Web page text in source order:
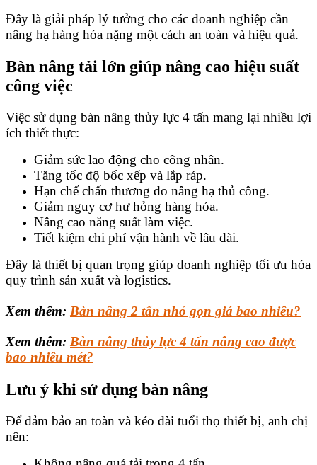
Đây là giải pháp lý tưởng cho các doanh nghiệp cần
nâng hạ hàng hóa nặng một cách an toàn và hiệu quả.
Bàn nâng tải lớn giúp nâng cao hiệu suất
công việc
Việc sử dụng bàn nâng thủy lực 4 tấn mang lại nhiều lợi
ích thiết thực:
Giảm sức lao động cho công nhân.
Tăng tốc độ bốc xếp và lắp ráp.
Hạn chế chấn thương do nâng hạ thủ công.
Giảm nguy cơ hư hỏng hàng hóa.
Nâng cao năng suất làm việc.
Tiết kiệm chi phí vận hành về lâu dài.
Đây là thiết bị quan trọng giúp doanh nghiệp tối ưu hóa
quy trình sản xuất và logistics.
Xem thêm: Bàn nâng 2 tấn nhỏ gọn giá bao nhiêu?
Xem thêm: Bàn nâng thủy lực 4 tấn nâng cao được
bao nhiêu mét?
Lưu ý khi sử dụng bàn nâng
Để đảm bảo an toàn và kéo dài tuổi thọ thiết bị, anh chị
nên: